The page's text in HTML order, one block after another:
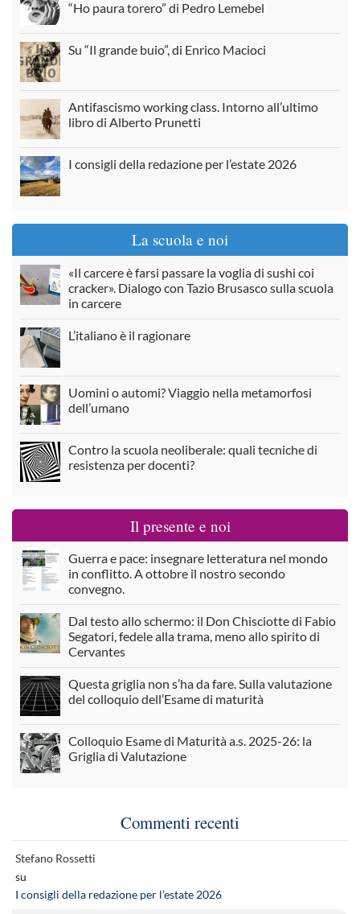
“Ho paura torero” di Pedro Lemebel
Su “Il grande buio”, di Enrico Macioci
Antifascismo working class. Intorno all’ultimo
libro di Alberto Prunetti
I consigli della redazione per l’estate 2026
La scuola e noi
«Il carcere è farsi passare la voglia di sushi coi
cracker». Dialogo con Tazio Brusasco sulla scuola
in carcere
L’italiano è il ragionare
Uomini o automi? Viaggio nella metamorfosi
dell’umano
Contro la scuola neoliberale: quali tecniche di
resistenza per docenti?
Il presente e noi
Guerra e pace: insegnare letteratura nel mondo
in conflitto. A ottobre il nostro secondo
convegno.
Dal testo allo schermo: il Don Chisciotte di Fabio
Segatori, fedele alla trama, meno allo spirito di
Cervantes
Questa griglia non s’ha da fare. Sulla valutazione
del colloquio dell’Esame di maturità
Colloquio Esame di Maturità a.s. 2025-26: la
Griglia di Valutazione
Commenti recenti
Stefano Rossetti
su
I consigli della redazione per l’estate 2026